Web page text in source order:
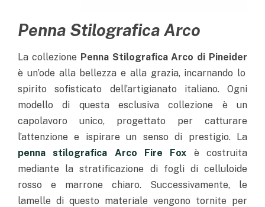
Penna Stilografica Arco
La collezione Penna Stilografica Arco di Pineider
è un’ode alla bellezza e alla grazia, incarnando lo
spirito sofisticato dell’artigianato italiano. Ogni
modello di questa esclusiva collezione è un
capolavoro unico, progettato per catturare
l’attenzione e ispirare un senso di prestigio. La
penna stilografica Arco Fire Fox è costruita
mediante la stratificazione di fogli di celluloide
rosso e marrone chiaro. Successivamente, le
lamelle di questo materiale vengono tornite per